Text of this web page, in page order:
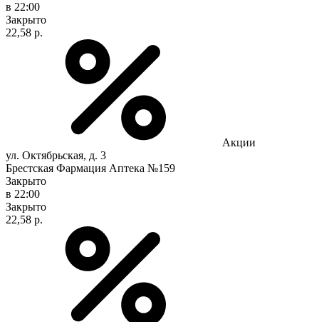
в 22:00
Закрыто
22,58 р.
Акции
ул. Октябрьская, д. 3
Брестская Фармация Аптека №159
Закрыто
в 22:00
Закрыто
22,58 р.